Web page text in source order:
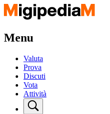
Menu
Valuta
Prova
Discuti
Vota
Attività